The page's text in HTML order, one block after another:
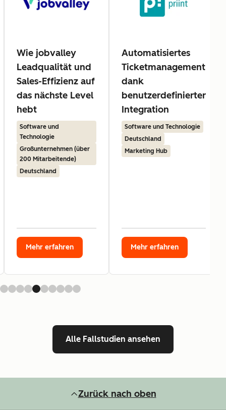
Wie jobvalley
Leadqualität und
Sales-Effizienz auf
das nächste Level
hebt
Software und
Technologie
Großunternehmen (über
200 Mitarbeitende)
Deutschland
Mehr erfahren
Automatisiertes
Ticketmanagement
dank
benutzerdefinierter
Integration
Software und Technologie
Deutschland
Marketing Hub
Mehr erfahren
Alle Fallstudien ansehen
Zurück nach oben